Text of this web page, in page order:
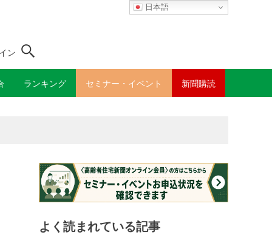
日本語
ン
ランキング セミナー・イベント 新聞購読
よく読まれている記事